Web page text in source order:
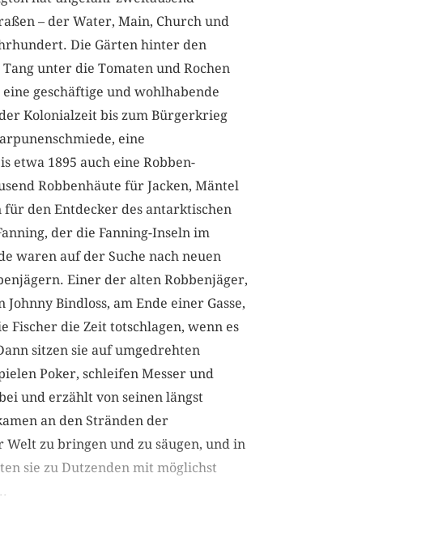
– der Water, Main, Church und
Die Gärten hinter den
unter die Tomaten und Rochen
geschäftige und wohlhabende
Kolonialzeit bis zum Bürgerkrieg
eine
etwa 1895 auch eine Robben­
Robbenhäute für Jacken, Mäntel
für den Entdecker des antarktischen
der die Fanning-Inseln im
waren auf der Suche nach neuen
Einer der alten Robbenjäger,
Bindloss, am Ende einer Gasse,
die Zeit totschlagen, wenn es
sitzen sie auf umgedrehten
Poker, schleifen Messer und
und erzählt von seinen längst
an den Stränden der
zu bringen und zu säugen, und in
sie zu Dutzenden mit möglichst